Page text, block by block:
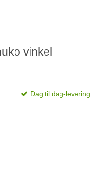
vinkel
Dag til dag-levering